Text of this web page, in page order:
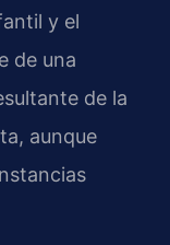
y el
de una
de la
aunque